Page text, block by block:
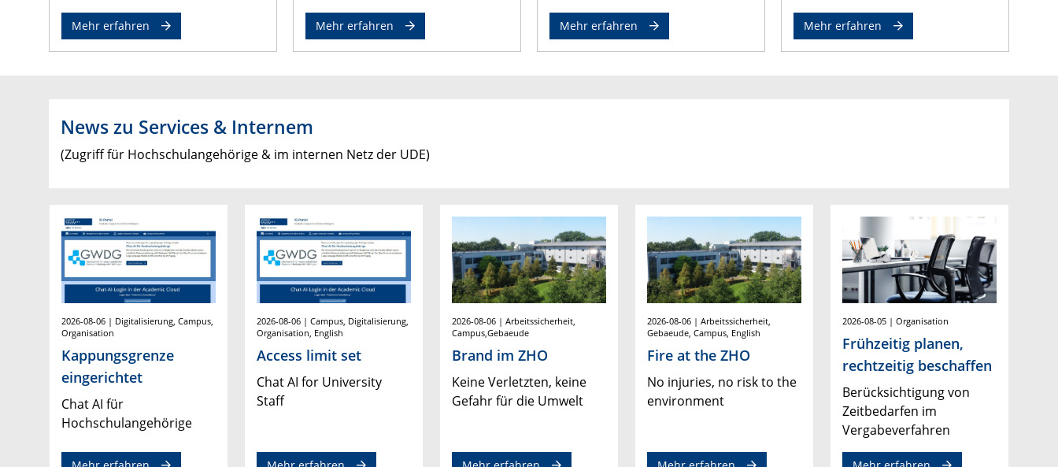
Mehr erfahren Mehr erfahren Mehr erfahren Mehr erfahren
News zu Services & Internem
(Zugriff für Hochschulangehörige & im internen Netz der UDE)
2026-08-06 | Digitalisierung, Campus,
Organisation
Kappungsgrenze
eingerichtet
Chat AI für
Hochschulangehörige
2026-08-06 | Campus, Digitalisierung,
Organisation, English
Access limit set
Chat AI for University
Staff
2026-08-06 | Arbeitssicherheit,
Campus,Gebaeude
Brand im ZHO
Keine Verletzten, keine
Gefahr für die Umwelt
2026-08-06 | Arbeitssicherheit,
Gebaeude, Campus, English
Fire at the ZHO
No injuries, no risk to the
environment
2026-08-05 | Organisation
Frühzeitig planen,
rechtzeitig beschaffen
Berücksichtigung von
Zeitbedarfen im
Vergabeverfahren